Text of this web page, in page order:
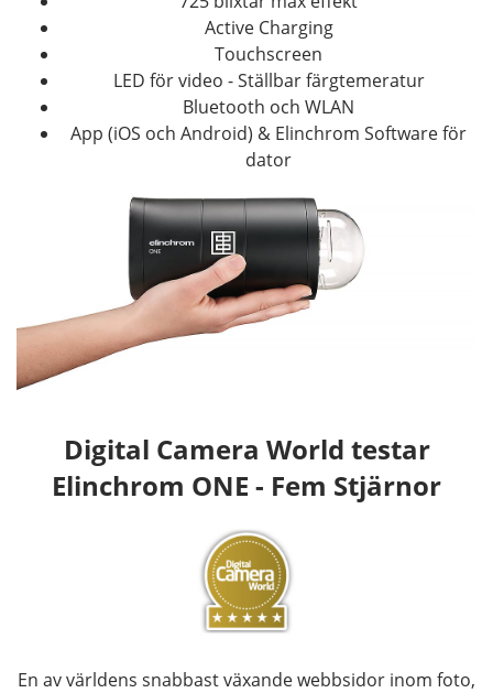
Active Charging
Touchscreen
LED för video - Ställbar färgtemeratur
Bluetooth och WLAN
App (iOS och Android) & Elinchrom Software för
dator
Digital Camera World testar
Elinchrom ONE - Fem Stjärnor
En av världens snabbast växande webbsidor inom foto,